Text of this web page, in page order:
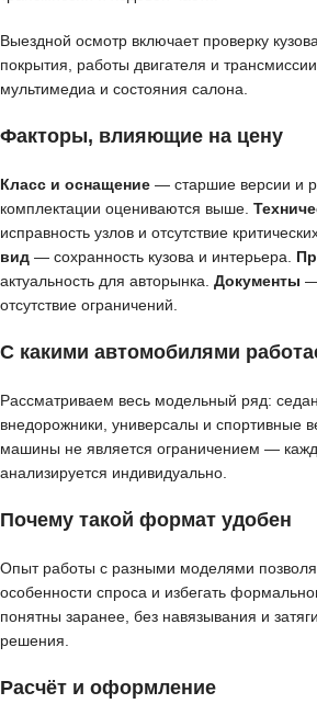
Выездной осмотр включает проверку
покрытия, работы двигателя и
мультимедиа и состояния салона.
Факторы, влияющие на цену
Класс и оснащение — старшие версии и
комплектации оцениваются выше.
исправность узлов и отсутствие
вид — сохранность кузова и интерьера.
актуальность для авторынка. Документы —
отсутствие ограничений.
С какими автомобилями
Рассматриваем весь модельный ряд:
внедорожники, универсалы и спортивные
машины не является ограничением —
анализируется индивидуально.
Почему такой формат удобен
Опыт работы с разными моделями
особенности спроса и избегать
понятны заранее, без навязывания и
решения.
Расчёт и оформление